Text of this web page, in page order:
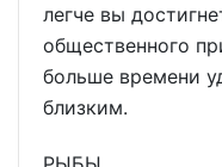
легче вы
общественного
больше времени
близким.